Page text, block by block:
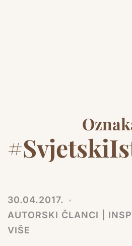
30.04.2017.
AUTORSKI ČLANCI |
VIŠE